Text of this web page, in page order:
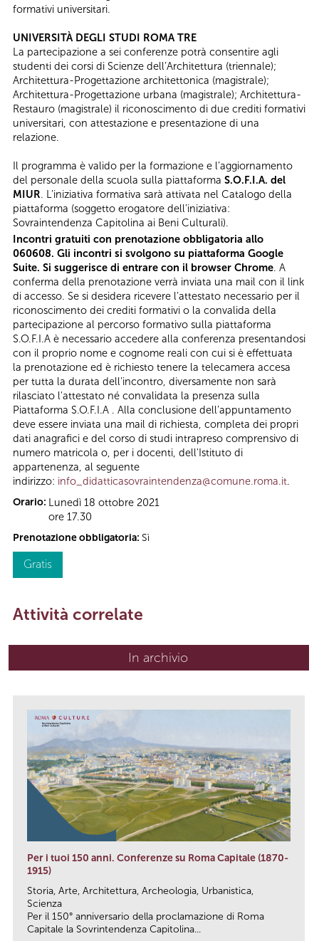
formativi universitari.
UNIVERSITÀ DEGLI STUDI ROMA TRE
La partecipazione a sei conferenze potrà consentire agli
studenti dei corsi di Scienze dell’Architettura (triennale);
Architettura-Progettazione architettonica (magistrale);
Architettura-Progettazione urbana (magistrale); Architettura-
Restauro (magistrale) il riconoscimento di due crediti formativi
universitari, con attestazione e presentazione di una
relazione.
Il programma è valido per la formazione e l’aggiornamento
del personale della scuola sulla piattaforma S.O.F.I.A. del
MIUR. L'iniziativa formativa sarà attivata nel Catalogo della
piattaforma (soggetto erogatore dell’iniziativa:
Sovraintendenza Capitolina ai Beni Culturali).
Incontri gratuiti con prenotazione obbligatoria allo
060608. Gli incontri si svolgono su piattaforma Google
Suite. Si suggerisce di entrare con il browser Chrome. A
conferma della prenotazione verrà inviata una mail con il link
di accesso. Se si desidera ricevere l’attestato necessario per il
riconoscimento dei crediti formativi o la convalida della
partecipazione al percorso formativo sulla piattaforma
S.O.F.I.A è necessario accedere alla conferenza presentandosi
con il proprio nome e cognome reali con cui si è effettuata
la prenotazione ed è richiesto tenere la telecamera accesa
per tutta la durata dell'incontro, diversamente non sarà
rilasciato l'attestato né convalidata la presenza sulla
Piattaforma S.O.F.I.A . Alla conclusione dell’appuntamento
deve essere inviata una mail di richiesta, completa dei propri
dati anagrafici e del corso di studi intrapreso comprensivo di
numero matricola o, per i docenti, dell'Istituto di
appartenenza, al seguente
indirizzo: info_didatticasovraintendenza@comune.roma.it.
Orario: Lunedì 18 ottobre 2021
ore 17.30
Prenotazione obbligatoria: Sì
Gratis
Attività correlate
In archivio
Per i tuoi 150 anni. Conferenze su Roma Capitale (1870-
1915)
Storia, Arte, Architettura, Archeologia, Urbanistica,
Scienza
Per il 150° anniversario della proclamazione di Roma
Capitale la Sovrintendenza Capitolina...